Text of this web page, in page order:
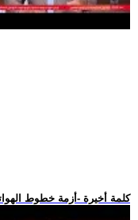
.. كلمة أخيرة -أزمة خطوط